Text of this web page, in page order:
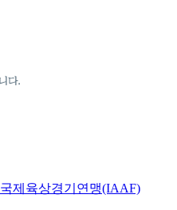
국제육상경기연맹(IAAF)